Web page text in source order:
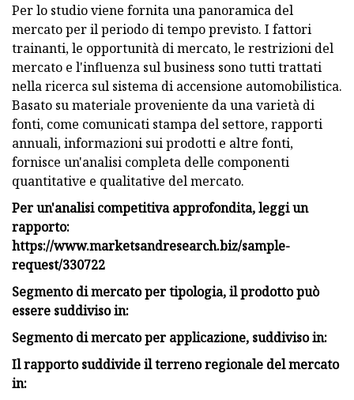
Per lo studio viene fornita una panoramica del
mercato per il periodo di tempo previsto. I fattori
trainanti, le opportunità di mercato, le restrizioni del
mercato e l'influenza sul business sono tutti trattati
nella ricerca sul sistema di accensione automobilistica.
Basato su materiale proveniente da una varietà di
fonti, come comunicati stampa del settore, rapporti
annuali, informazioni sui prodotti e altre fonti,
fornisce un'analisi completa delle componenti
quantitative e qualitative del mercato.
Per un'analisi competitiva approfondita, leggi un
rapporto:
https://www.marketsandresearch.biz/sample-
request/330722
Segmento di mercato per tipologia, il prodotto può
essere suddiviso in:
Segmento di mercato per applicazione, suddiviso in:
Il rapporto suddivide il terreno regionale del mercato
in: